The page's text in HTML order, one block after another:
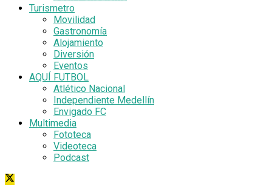
Turismetro
Movilidad
Gastronomía
Alojamiento
Diversión
Eventos
AQUÍ FUTBOL
Atlético Nacional
Independiente Medellín
Envigado FC
Multimedia
Fototeca
Videoteca
Podcast